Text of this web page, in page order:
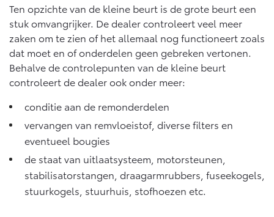
Ten opzichte van de kleine beurt is de grote beurt een
stuk omvangrijker. De dealer controleert veel meer
zaken om te zien of het allemaal nog functioneert zoals
dat moet en of onderdelen geen gebreken vertonen.
Behalve de controlepunten van de kleine beurt
controleert de dealer ook onder meer:
conditie aan de remonderdelen
vervangen van remvloeistof, diverse filters en
eventueel bougies
de staat van uitlaatsysteem, motorsteunen,
stabilisatorstangen, draagarmrubbers, fuseekogels,
stuurkogels, stuurhuis, stofhoezen etc.